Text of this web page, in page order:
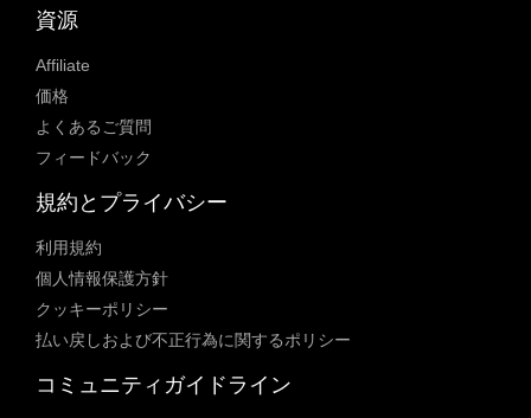
資源
Affiliate
価格
よくあるご質問
フィードバック
規約とプライバシー
利用規約
個人情報保護方針
クッキーポリシー
払い戻しおよび不正行為に関するポリシー
コミュニティガイドライン